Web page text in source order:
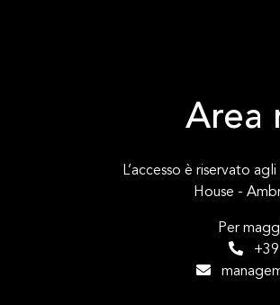
Area
L’accesso è riservato
House -
Per